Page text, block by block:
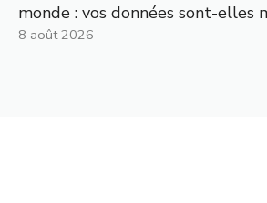
monde : vos données sont-elles
8 août 2026